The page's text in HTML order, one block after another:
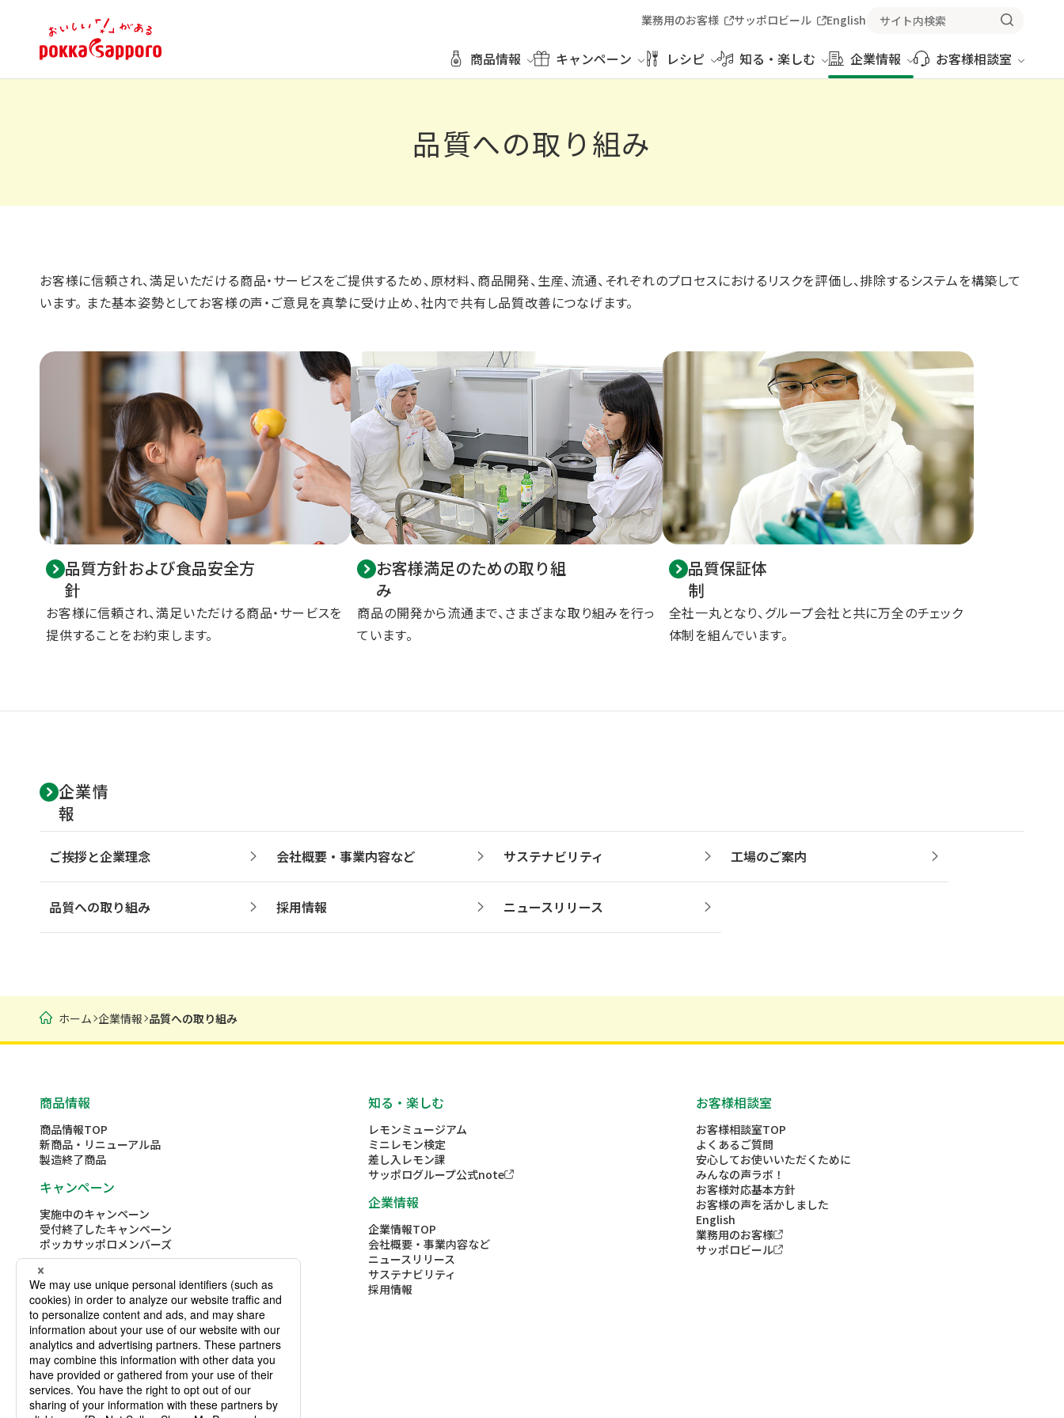
商品情報 キャンペーン レシピ 知る・楽しむ 企業情報 お客様相談室
業務用のお客様 サッポロビール English
品質への取り組み
お客様に信頼され、満足いただける商品・サービスをご提供するため、原材料、商品開発、生産、流通、それぞれのプロセスにおけるリスクを評価し、排除するシステムを構築して
います。 また基本姿勢としてお客様の声・ご意見を真摯に受け止め、社内で共有し品質改善につなげます。
品質方針および食品安全方
針
お客様に信頼され、満足いただける商品・サービスを
提供することをお約束します。
お客様満足のための取り組
み
商品の開発から流通まで、さまざまな取り組みを行っ
ています。
品質保証体
制
全社一丸となり、グループ会社と共に万全のチェック
体制を組んでいます。
企業情
報
ご挨拶と企業理念 会社概要・事業内容など サステナビリティ 工場のご案内
品質への取り組み 採用情報 ニュースリリース
ホーム 企業情報 品質への取り組み
商品情報
商品情報TOP
新商品・リニューアル品
製造終了商品
キャンペーン
実施中のキャンペーン
受付終了したキャンペーン
ポッカサッポロメンバーズ
レシピ
レシピTOP
レシピ詳細検索
テーマ別レシピコレクション
知る・楽しむ
レモンミュージアム
ミニレモン検定
差し入レモン課
サッポログループ公式note
企業情報
企業情報TOP
会社概要・事業内容など
ニュースリリース
サステナビリティ
採用情報
お客様相談室
お客様相談室TOP
よくあるご質問
安心してお使いいただくために
みんなの声ラボ！
お客様対応基本方針
お客様の声を活かしました
English
業務用のお客様
サッポロビール